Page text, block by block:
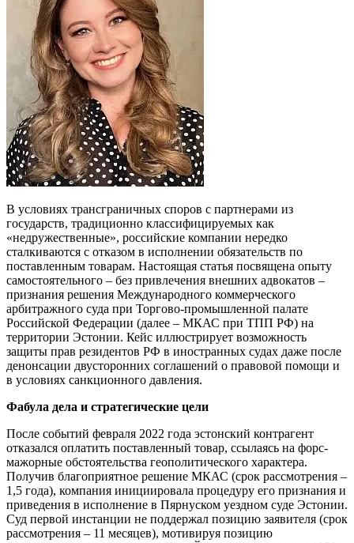
В условиях трансграничных споров с партнерами из
государств, традиционно классифицируемых как
«недружественные», российские компании нередко
сталкиваются с отказом в исполнении обязательств по
поставленным товарам. Настоящая статья посвящена опыту
самостоятельного – без привлечения внешних адвокатов –
признания решения Международного коммерческого
арбитражного суда при Торгово-промышленной палате
Российской Федерации (далее – МКАС при ТПП РФ) на
территории Эстонии. Кейс иллюстрирует возможность
защиты прав резидентов РФ в иностранных судах даже после
денонсации двусторонних соглашений о правовой помощи и
в условиях санкционного давления.
Фабула дела и стратегические цели
После событий февраля 2022 года эстонский контрагент
отказался оплатить поставленный товар, ссылаясь на форс-
мажорные обстоятельства геополитического характера.
Получив благоприятное решение МКАС (срок рассмотрения –
1,5 года), компания инициировала процедуру его признания и
приведения в исполнение в Пярнуском уездном суде Эстонии.
Суд первой инстанции не поддержал позицию заявителя (срок
рассмотрения – 11 месяцев), мотивируя позицию